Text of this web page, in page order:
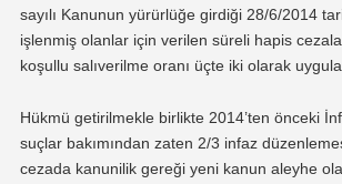
sayılı Kanunun yürürlüğe girdiği 28/6/2014
işlenmiş olanlar için verilen süreli hapis
koşullu salıverilme oranı üçte iki olarak
Hükmü getirilmekle birlikte 2014’ten önceki
suçlar bakımından zaten 2/3 infaz
cezada kanunilik gereği yeni kanun aleyhe